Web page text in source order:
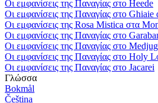
Οι εμφανίσεις της Παναγίας στο Heede
Οι εμφανίσεις της Παναγίας στο
Οι εμφανίσεις της Rosa Mistica στα
Οι εμφανίσεις της Παναγίας στο
Οι εμφανίσεις της Παναγίας στο
Οι εμφανίσεις της Παναγίας στο Holy
Οι εμφανίσεις της Παναγίας στο Jacarei
Γλώσσα
Bokmål
Čeština